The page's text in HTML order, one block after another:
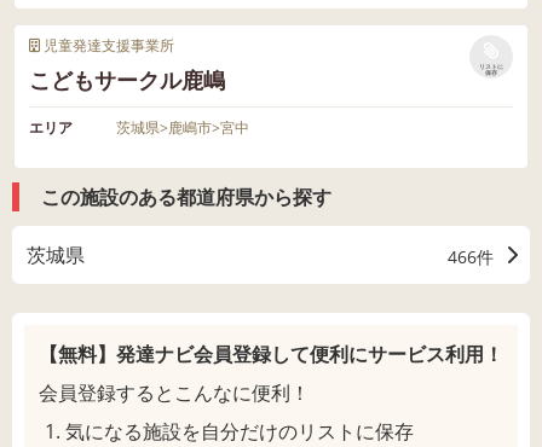
児童発達支援事業所
こどもサークル鹿嶋
リストに
保存
エリア 茨城県>鹿嶋市>宮中
この施設のある都道府県から探す
茨城県 466件
【無料】発達ナビ会員登録して便利にサービス利用！
会員登録するとこんなに便利！
気になる施設を自分だけのリストに保存